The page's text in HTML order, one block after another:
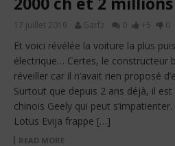
17 juillet 2019 Garfz 0 +5 0
Et voici révélée la voiture la plus
électrique… Certes, le constructeur
réveiller car il n’avait rien proposé
Surtout que depuis 2 ans déjà, il
chinois Geely qui peut
Lotus Evija frappe […]
READ MORE